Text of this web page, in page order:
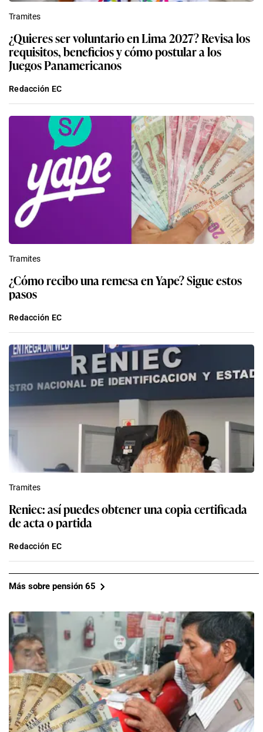
Tramites
¿Quieres ser voluntario en Lima 2027? Revisa los
requisitos, beneficios y cómo postular a los
Juegos Panamericanos
Redacción EC
Tramites
¿Cómo recibo una remesa en Yape? Sigue estos
pasos
Redacción EC
Tramites
Reniec: así puedes obtener una copia certificada
de acta o partida
Redacción EC
Más sobre pensión 65